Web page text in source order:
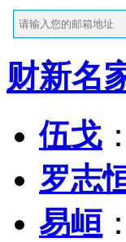
财新名
伍戈 ：
罗志
易峘 ：